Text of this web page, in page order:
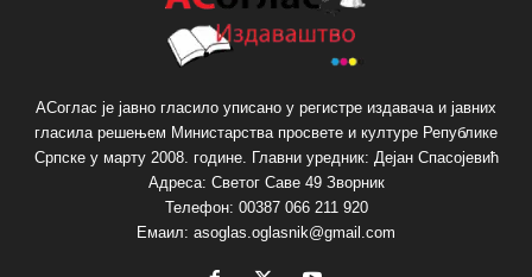
АСоглас је јавно гласило уписано у регистре издавача и јавних
гласила решењем Министарства просвете и културе Републике
Српске у марту 2008. године. Главни уредник: Дејан Спасојевић
Адреса: Светог Саве 49 Зворник
Телефон: 00387 066 211 920
Емаил: asoglas.oglasnik@gmail.com